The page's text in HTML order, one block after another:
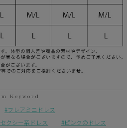
フレアミニドレス
セクシー系ドレス
ピンクのドレス